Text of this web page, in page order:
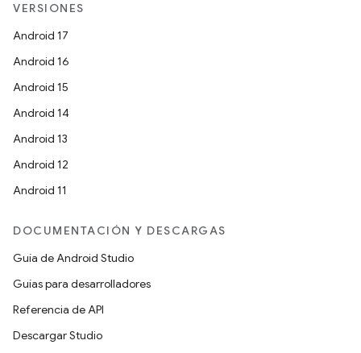
VERSIONES
Android 17
Android 16
Android 15
Android 14
Android 13
Android 12
Android 11
DOCUMENTACIÓN Y DESCARGAS
Guía de Android Studio
Guías para desarrolladores
Referencia de API
Descargar Studio